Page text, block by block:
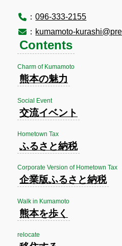
：096-333-2155
： kumamoto-
Contents
Charm of Kumamoto
熊本の魅力
Social Event
交流イベント
Hometown Tax
ふるさと納税
Corporate Version of Hometown Tax
企業版ふるさと納税
Walk in Kumamoto
熊本を歩く
relocate